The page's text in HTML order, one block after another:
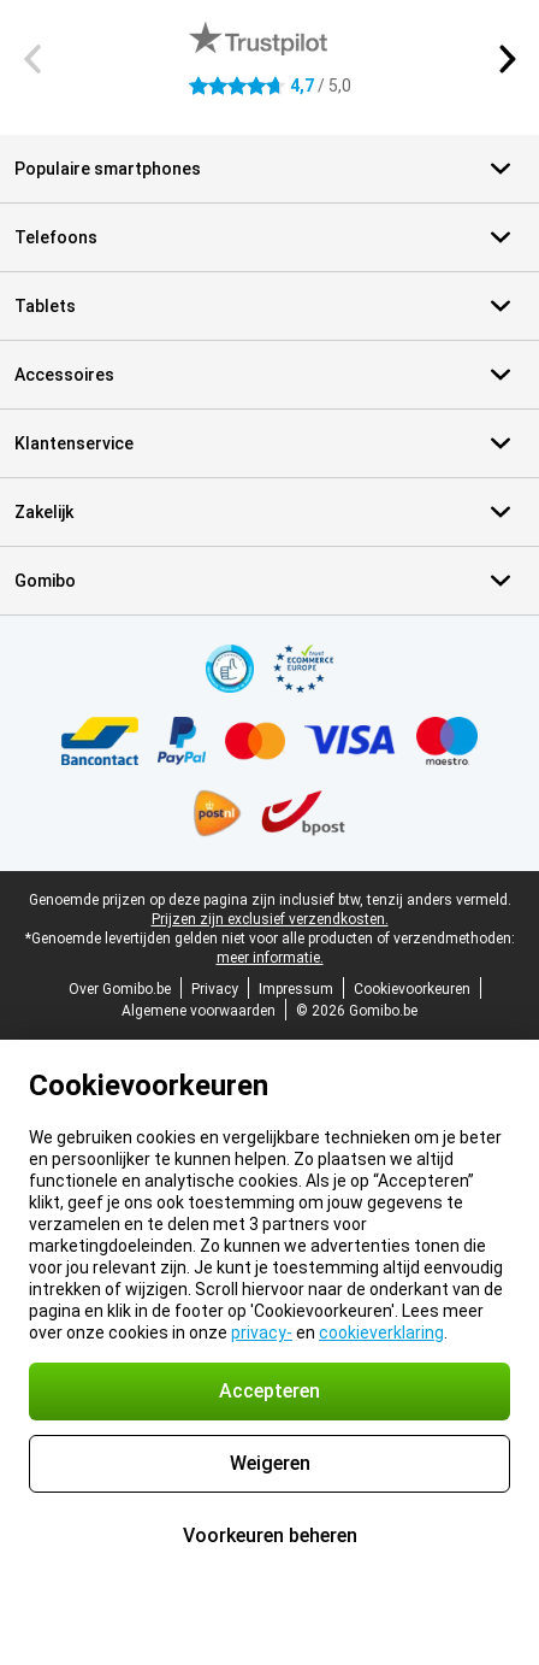
4.7 sterren 4,7/ 5,0
Populaire smartphones
Telefoons
Tablets
Accessoires
Klantenservice
Zakelijk
Gomibo
Juridische voettekst
Genoemde prijzen op deze pagina zijn inclusief btw, tenzij anders vermeld.
Prijzen zijn exclusief verzendkosten.
*Genoemde levertijden gelden niet voor alle producten of verzendmethoden:
meer informatie.
Over Gomibo.be
Privacy Impressum
Cookievoorkeuren
Algemene voorwaarden
© 2026 Gomibo.be
Cookievoorkeuren
We gebruiken cookies en vergelijkbare technieken om je beter
en persoonlijker te kunnen helpen. Zo plaatsen we altijd
functionele en analytische cookies. Als je op “Accepteren”
klikt, geef je ons ook toestemming om jouw gegevens te
verzamelen en te delen met 3 partners voor
marketingdoeleinden. Zo kunnen we advertenties tonen die
voor jou relevant zijn. Je kunt je toestemming altijd eenvoudig
intrekken of wijzigen. Scroll hiervoor naar de onderkant van de
pagina en klik in de footer op 'Cookievoorkeuren'. Lees meer
over onze cookies in onze privacy- en cookieverklaring
Accepteren
Weigeren
Voorkeuren beheren